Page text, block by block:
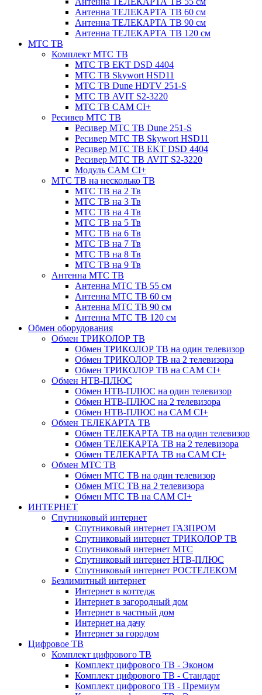
Антенна ТЕЛЕКАРТА ТВ 60 см
Антенна ТЕЛЕКАРТА ТВ 90 см
Антенна ТЕЛЕКАРТА ТВ 120 см
МТС ТВ
Комплект МТС ТВ
МТС ТВ EKT DSD 4404
МТС ТВ Skywort HSD11
МТС ТВ Dune HDTV 251-S
МТС ТВ AVIT S2-3220
МТС ТВ CAM CI+
Ресивер МТС ТВ
Ресивер МТС ТВ Dune 251-S
Ресивер МТС ТВ Skywort HSD11
Ресивер МТС ТВ EKT DSD 4404
Ресивер МТС ТВ AVIT S2-3220
Модуль CAM CI+
МТС ТВ на несколько ТВ
МТС ТВ на 2 Тв
МТС ТВ на 3 Тв
МТС ТВ на 4 Тв
МТС ТВ на 5 Тв
МТС ТВ на 6 Тв
МТС ТВ на 7 Тв
МТС ТВ на 8 Тв
МТС ТВ на 9 Тв
Антенна МТС ТВ
Антенна МТС ТВ 55 см
Антенна МТС ТВ 60 см
Антенна МТС ТВ 90 см
Антенна МТС ТВ 120 см
Обмен оборудования
Обмен ТРИКОЛОР ТВ
Обмен ТРИКОЛОР ТВ на один телевизор
Обмен ТРИКОЛОР ТВ на 2 телевизора
Обмен ТРИКОЛОР ТВ на CAM CI+
Обмен НТВ-ПЛЮС
Обмен НТВ-ПЛЮС на один телевизор
Обмен НТВ-ПЛЮС на 2 телевизора
Обмен НТВ-ПЛЮС на CAM CI+
Обмен ТЕЛЕКАРТА ТВ
Обмен ТЕЛЕКАРТА ТВ на один телевизор
Обмен ТЕЛЕКАРТА ТВ на 2 телевизора
Обмен ТЕЛЕКАРТА ТВ на CAM CI+
Обмен МТС ТВ
Обмен МТС ТВ на один телевизор
Обмен МТС ТВ на 2 телевизора
Обмен МТС ТВ на CAM CI+
ИНТЕРНЕТ
Спутниковый интернет
Спутниковый интернет ГАЗПРОМ
Спутниковый интернет ТРИКОЛОР ТВ
Спутниковый интернет МТС
Спутниковый интернет НТВ-ПЛЮС
Спутниковый интернет РОСТЕЛЕКОМ
Безлимитный интернет
Интернет в коттедж
Интернет в загородный дом
Интернет в частный дом
Интернет на дачу
Интернет за городом
Цифровое ТВ
Комплект цифрового ТВ
Комплект цифрового ТВ - Эконом
Комплект цифрового ТВ - Стандарт
Комплект цифрового ТВ - Премиум